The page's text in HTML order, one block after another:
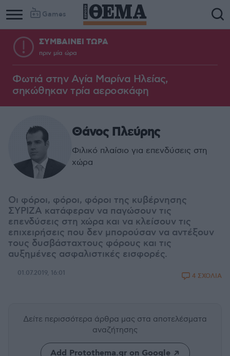
Games
ΣΥΜΒΑΙΝΕΙ ΤΩΡΑ
πριν μία ώρα
Φωτιά στην Aγία Μαρίνα Ηλείας,
σηκώθηκαν τρία αεροσκάφη
Θάνος Πλεύρης
Φιλικό πλαίσιο για επενδύσεις στη
χώρα
Oι φόροι, φόροι, φόροι της κυβέρνησης
ΣΥΡΙΖΑ κατάφεραν να παγώσουν τις
επενδύσεις στη χώρα και να κλείσουν τις
επιχειρήσεις που δεν μπορούσαν να αντέξουν
τους δυσβάσταχτους φόρους και τις
αυξημένες ασφαλιστικές εισφορές.
01.07.2019, 16:01 4 ΣΧΟΛΙΑ
Δείτε περισσότερα άρθρα μας στα αποτελέσματα
αναζήτησης
Add Protothema.gr on Google